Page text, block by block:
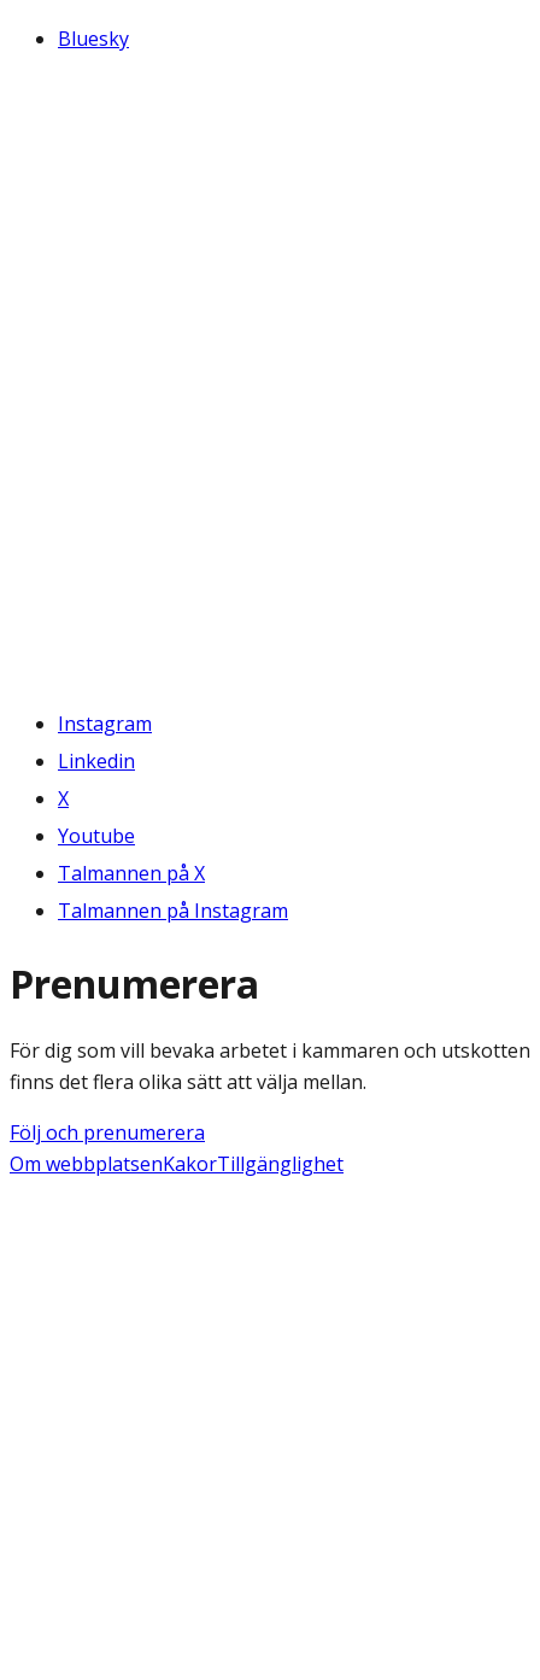
Bluesky
Instagram
Linkedin
X
Youtube
Talmannen på X
Talmannen på Instagram
Prenumerera
För dig som vill bevaka arbetet i kammaren och utskotten
finns det flera olika sätt att välja mellan.
Följ och prenumerera
Om webbplatsenKakorTillgänglighet